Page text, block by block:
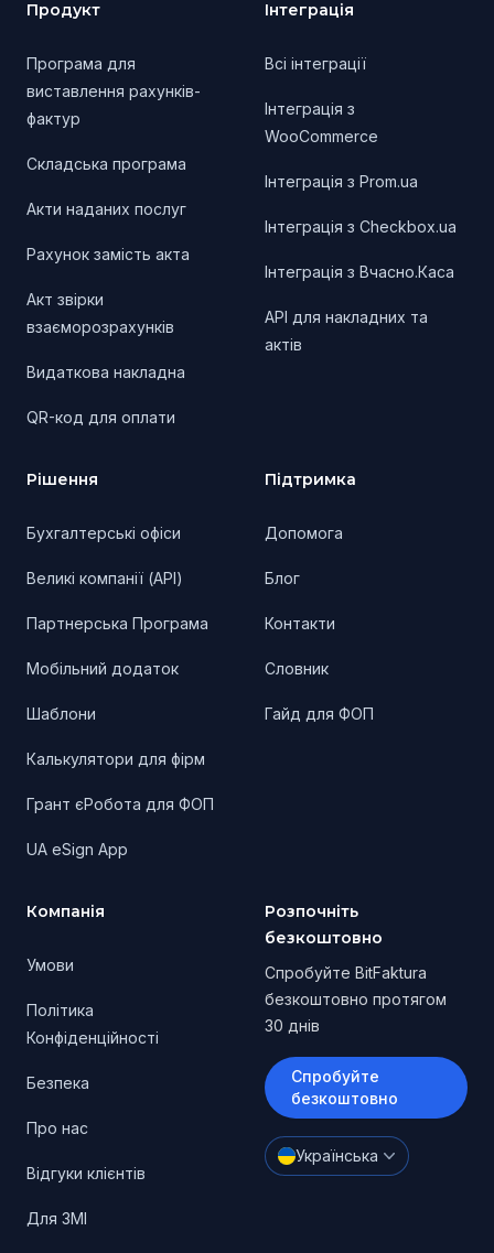
Продукт
Програма для
виставлення рахунків-
фактур
Складська програма
Акти наданих послуг
Рахунок замість акта
Акт звірки
взаєморозрахунків
Видаткова накладна
QR-код для оплати
Інтеграція
Всі інтеграції
Інтеграція з
WooCommerce
Інтеграція з Prom.ua
Інтеграція з Checkbox.ua
Інтеграція з Вчасно.Каса
API для накладних та
актів
Рішення
Бухгалтерські офіси
Великі компанії (API)
Партнерська Програма
Мобільний додаток
Шаблони
Калькулятори для фірм
Грант єРобота для ФОП
UA eSign App
Підтримка
Допомога
Блог
Контакти
Словник
Гайд для ФОП
Компанія
Умови
Політика
Конфіденційності
Безпека
Про нас
Відгуки клієнтів
Для ЗМІ
Розпочніть
безкоштовно
Спробуйте BitFaktura
безкоштовно протягом
30 днів
Спробуйте
безкоштовно
Українська